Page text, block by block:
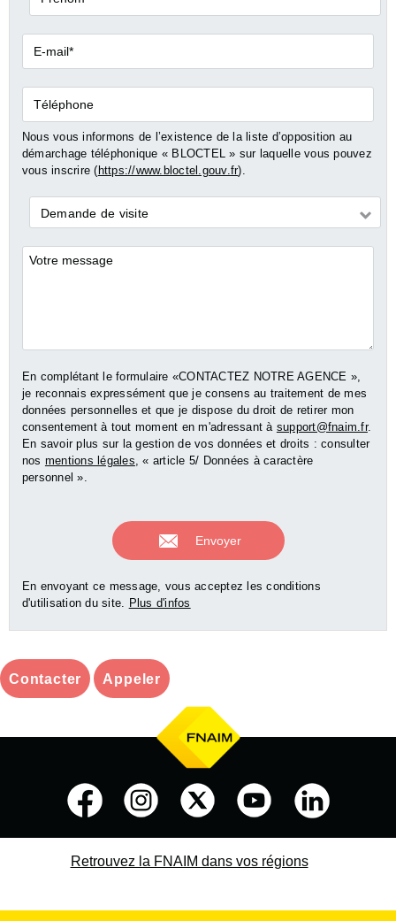
E-
mail*
Téléphone
Nous vous informons de l’existence de la liste d’opposition au
démarchage téléphonique « BLOCTEL » sur laquelle vous pouvez
vous inscrire ( https://www.bloctel.gouv.fr).
Demande
*
Demande de visite
Commentaires
En complétant le formulaire «CONTACTEZ NOTRE AGENCE »,
je reconnais expressément que je consens au traitement de mes
données personnelles et que je dispose du droit de retirer mon
consentement à tout moment en m'adressant à support@fnaim.fr.
En savoir plus sur la gestion de vos données et droits : consulter
nos mentions légales , « article 5/ Données à caractère
personnel ».
En envoyant ce message, vous acceptez les conditions
d'utilisation du site.
Plus d'infos
Contacter Appeler
Retrouvez la FNAIM dans vos régions